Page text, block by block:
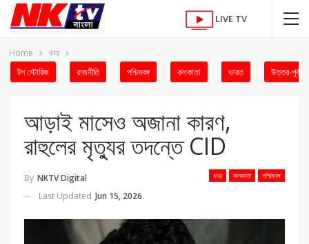
LIVE TV
Home খবর
টপ স্টোরিজ রাজনীতি পশ্চিমবঙ্গ কলকাতা ভারত উত্তর-পূর্ব
আড়াই মাসেও অজানা কারণ,
রাহুলের মৃত্যুর তদন্তে CID
খবর কলকাতা পশ্চিমবঙ্গ
By NKTV Digital
Last Updated Jun 15, 2026